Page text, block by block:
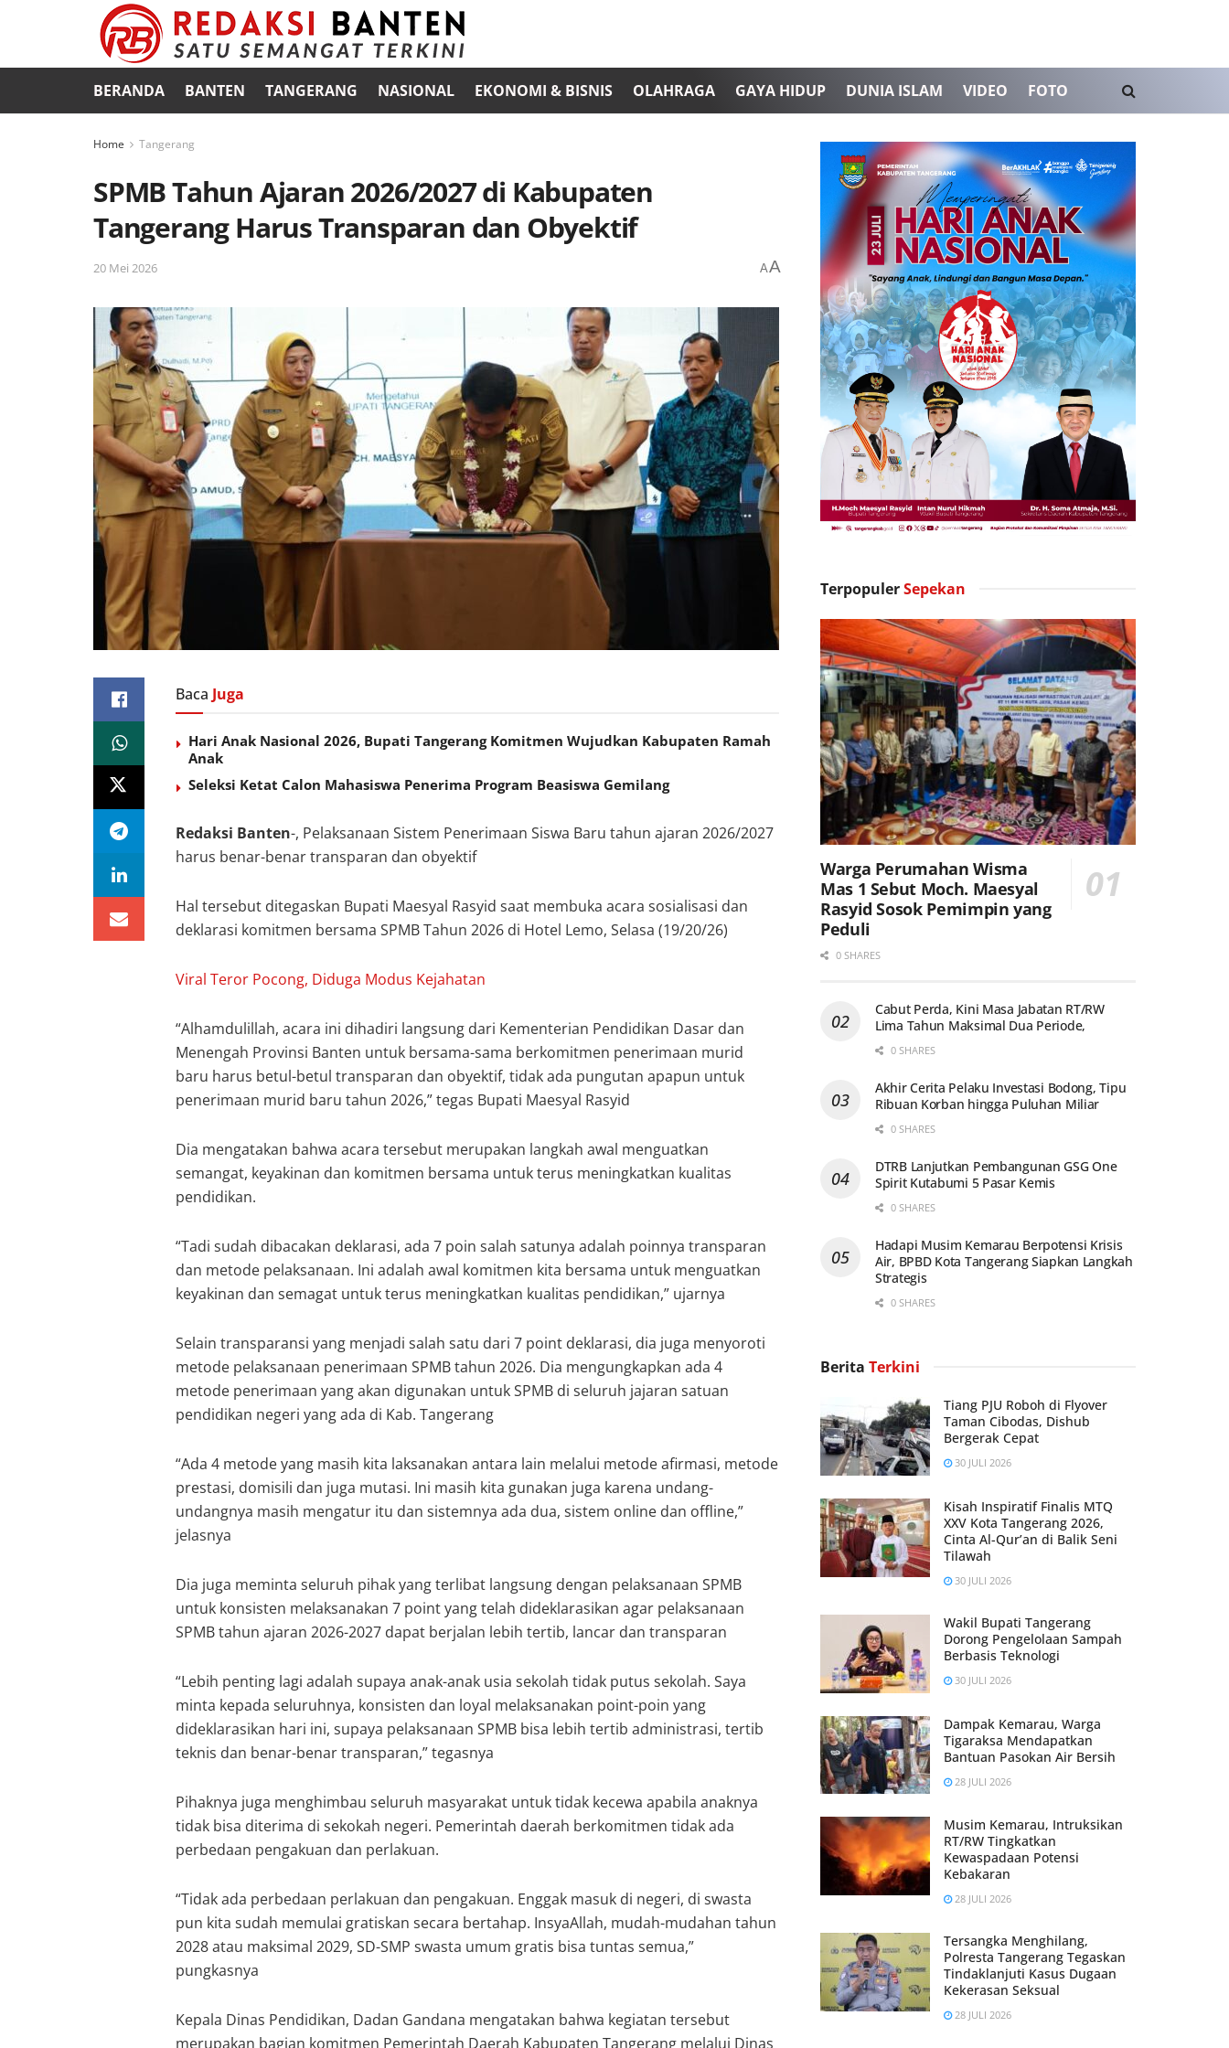
BERANDA BANTEN TANGERANG NASIONAL EKONOMI & BISNIS OLAHRAGA GAYA HIDUP DUNIA ISLAM VIDEO FOTO
Home Tangerang
SPMB Tahun Ajaran 2026/2027 di Kabupaten
Tangerang Harus Transparan dan Obyektif
20 Mei 2026 AA
Baca Juga
Hari Anak Nasional 2026, Bupati Tangerang Komitmen Wujudkan Kabupaten Ramah
Anak
Seleksi Ketat Calon Mahasiswa Penerima Program Beasiswa Gemilang
Redaksi Banten-, Pelaksanaan Sistem Penerimaan Siswa Baru tahun ajaran 2026/2027
harus benar-benar transparan dan obyektif
Hal tersebut ditegaskan Bupati Maesyal Rasyid saat membuka acara sosialisasi dan
deklarasi komitmen bersama SPMB Tahun 2026 di Hotel Lemo, Selasa (19/20/26)
Viral Teror Pocong, Diduga Modus Kejahatan
“Alhamdulillah, acara ini dihadiri langsung dari Kementerian Pendidikan Dasar dan
Menengah Provinsi Banten untuk bersama-sama berkomitmen penerimaan murid
baru harus betul-betul transparan dan obyektif, tidak ada pungutan apapun untuk
penerimaan murid baru tahun 2026,” tegas Bupati Maesyal Rasyid
Dia mengatakan bahwa acara tersebut merupakan langkah awal menguatkan
semangat, keyakinan dan komitmen bersama untuk terus meningkatkan kualitas
pendidikan.
“Tadi sudah dibacakan deklarasi, ada 7 poin salah satunya adalah poinnya transparan
dan metode pelaksanaan. Ini adalah awal komitmen kita bersama untuk menguatkan
keyakinan dan semagat untuk terus meningkatkan kualitas pendidikan,” ujarnya
Selain transparansi yang menjadi salah satu dari 7 point deklarasi, dia juga menyoroti
metode pelaksanaan penerimaan SPMB tahun 2026. Dia mengungkapkan ada 4
metode penerimaan yang akan digunakan untuk SPMB di seluruh jajaran satuan
pendidikan negeri yang ada di Kab. Tangerang
“Ada 4 metode yang masih kita laksanakan antara lain melalui metode afirmasi, metode
prestasi, domisili dan juga mutasi. Ini masih kita gunakan juga karena undang-
undangnya masih mengatur itu dan sistemnya ada dua, sistem online dan offline,”
jelasnya
Dia juga meminta seluruh pihak yang terlibat langsung dengan pelaksanaan SPMB
untuk konsisten melaksanakan 7 point yang telah dideklarasikan agar pelaksanaan
SPMB tahun ajaran 2026-2027 dapat berjalan lebih tertib, lancar dan transparan
“Lebih penting lagi adalah supaya anak-anak usia sekolah tidak putus sekolah. Saya
minta kepada seluruhnya, konsisten dan loyal melaksanakan point-poin yang
dideklarasikan hari ini, supaya pelaksanaan SPMB bisa lebih tertib administrasi, tertib
teknis dan benar-benar transparan,” tegasnya
Pihaknya juga menghimbau seluruh masyarakat untuk tidak kecewa apabila anaknya
tidak bisa diterima di sekokah negeri. Pemerintah daerah berkomitmen tidak ada
perbedaan pengakuan dan perlakuan.
“Tidak ada perbedaan perlakuan dan pengakuan. Enggak masuk di negeri, di swasta
pun kita sudah memulai gratiskan secara bertahap. InsyaAllah, mudah-mudahan tahun
2028 atau maksimal 2029, SD-SMP swasta umum gratis bisa tuntas semua,”
pungkasnya
Kepala Dinas Pendidikan, Dadan Gandana mengatakan bahwa kegiatan tersebut
merupakan bagian komitmen Pemerintah Daerah Kabupaten Tangerang melalui Dinas
TerpopulerSepekan
Warga Perumahan Wisma
Mas 1 Sebut Moch. Maesyal
Rasyid Sosok Pemimpin yang
Peduli
0 SHARES
Cabut Perda, Kini Masa Jabatan RT/RW
Lima Tahun Maksimal Dua Periode,
0 SHARES
Akhir Cerita Pelaku Investasi Bodong, Tipu
Ribuan Korban hingga Puluhan Miliar
0 SHARES
DTRB Lanjutkan Pembangunan GSG One
Spirit Kutabumi 5 Pasar Kemis
0 SHARES
Hadapi Musim Kemarau Berpotensi Krisis
Air, BPBD Kota Tangerang Siapkan Langkah
Strategis
0 SHARES
Berita Terkini
Tiang PJU Roboh di Flyover
Taman Cibodas, Dishub
Bergerak Cepat
30 JULI 2026
Kisah Inspiratif Finalis MTQ
XXV Kota Tangerang 2026,
Cinta Al-Qur’an di Balik Seni
Tilawah
30 JULI 2026
Wakil Bupati Tangerang
Dorong Pengelolaan Sampah
Berbasis Teknologi
30 JULI 2026
Dampak Kemarau, Warga
Tigaraksa Mendapatkan
Bantuan Pasokan Air Bersih
28 JULI 2026
Musim Kemarau, Intruksikan
RT/RW Tingkatkan
Kewaspadaan Potensi
Kebakaran
28 JULI 2026
Tersangka Menghilang,
Polresta Tangerang Tegaskan
Tindaklanjuti Kasus Dugaan
Kekerasan Seksual
28 JULI 2026